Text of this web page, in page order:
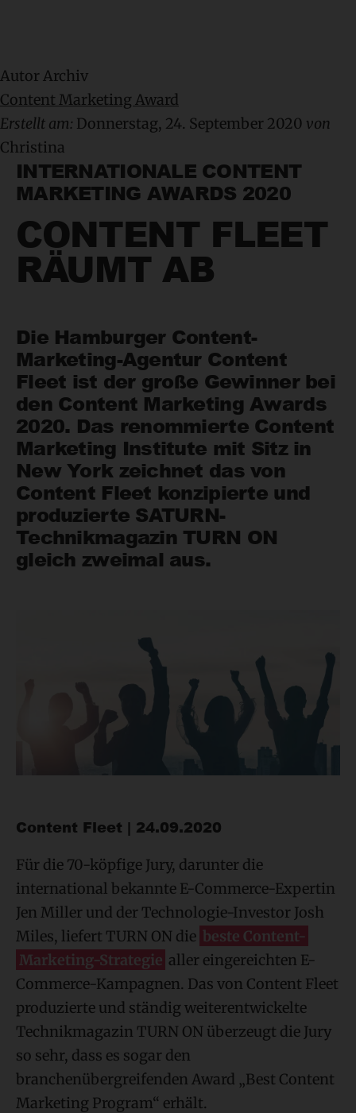
Autor Archiv
Content Marketing Award
Erstellt am: Donnerstag, 24. September 2020 von
Christina
INTERNATIONALE CONTENT
MARKETING AWARDS 2020
CONTENT FLEET
RÄUMT AB
Die Hamburger Content-
Marketing-Agentur Content
Fleet ist der große Gewinner bei
den Content Marketing Awards
2020. Das renommierte Content
Marketing Institute mit Sitz in
New York zeichnet das von
Content Fleet konzipierte und
produzierte SATURN-
Technikmagazin TURN ON
gleich zweimal aus.
Content Fleet | 24.09.2020
Für die 70-köpfige Jury, darunter die
international bekannte E-Commerce-Expertin
Jen Miller und der Technologie-Investor Josh
Miles, liefert TURN ON die beste Content-
Marketing-Strategie aller eingereichten E-
Commerce-Kampagnen. Das von Content Fleet
produzierte und ständig weiterentwickelte
Technikmagazin TURN ON überzeugt die Jury
so sehr, dass es sogar den
branchenübergreifenden Award „Best Content
Marketing Program“ erhält.